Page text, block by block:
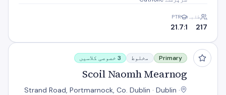
طلبہ
217
PTR
21.7:1
Scoil Naomh Mearnog
Primary مخلوط 3 خصوصی کلاسیں
Scoil Naomh Mearnog
Strand Road, Portmarnock, Co. Dublin · Dublin ·